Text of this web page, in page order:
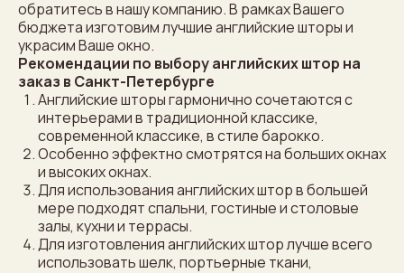
обратитесь в нашу компанию. В рамках Вашего
бюджета изготовим лучшие английские шторы и
украсим Ваше окно.
Рекомендации по выбору английских штор на
заказ в Санкт-Петербурге
Английские шторы гармонично сочетаются с
интерьерами в традиционной классике,
современной классике, в стиле барокко.
Особенно эффектно смотрятся на больших окнах
и высоких окнах.
Для использования английских штор в большей
мере подходят спальни, гостиные и столовые
залы, кухни и террасы.
Для изготовления английских штор лучше всего
использовать шелк, портьерные ткани,